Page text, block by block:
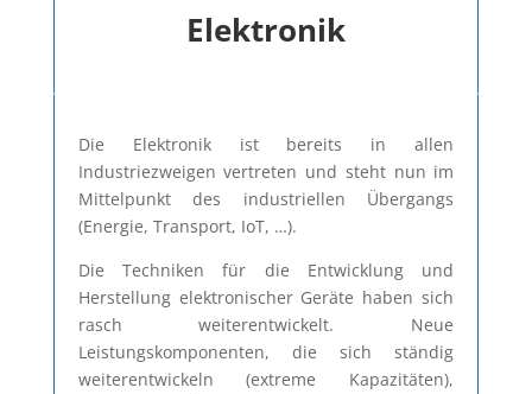
Elektronik
Die Elektronik ist bereits in allen
Industriezweigen vertreten und steht nun im
Mittelpunkt des industriellen Übergangs
(Energie, Transport, IoT, …).
Die Techniken für die Entwicklung und
Herstellung elektronischer Geräte haben sich
rasch weiterentwickelt. Neue
Leistungskomponenten, die sich ständig
weiterentwickeln (extreme Kapazitäten),